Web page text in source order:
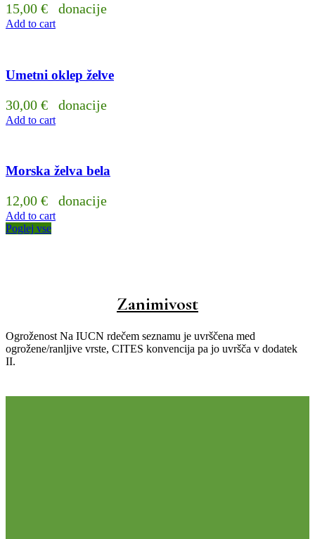
15,00 € donacije
Add to cart
Umetni oklep želve
30,00 € donacije
Add to cart
Morska želva bela
12,00 € donacije
Add to cart
Poglej vse
Zanimivost
Ogroženost Na IUCN rdečem seznamu je uvrščena med
ogrožene/ranljive vrste, CITES konvencija pa jo uvršča v dodatek
II.